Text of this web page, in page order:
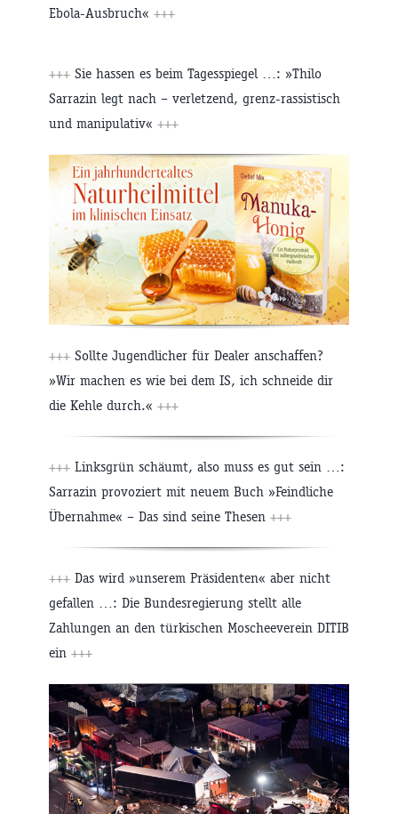
Ebola-Ausbruch« +++
+++ Sie hassen es beim Tagesspiegel …: »Thilo
Sarrazin legt nach – verletzend, grenz-rassistisch
und manipulativ« +++
+++ Sollte Jugendlicher für Dealer anschaffen?
»Wir machen es wie bei dem IS, ich schneide dir
die Kehle durch.« +++
+++ Linksgrün schäumt, also muss es gut sein …:
Sarrazin provoziert mit neuem Buch »Feindliche
Übernahme« – Das sind seine Thesen +++
+++ Das wird »unserem Präsidenten« aber nicht
gefallen …: Die Bundesregierung stellt alle
Zahlungen an den türkischen Moscheeverein DITIB
ein +++